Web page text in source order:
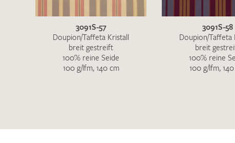
3091S-57
Doupion/Taffeta Kristall
breit gestreift
100% reine Seide
100 g/lfm, 140 cm
3091S-58
Doupion/Taffeta
breit
100% reine
100 g/lfm,